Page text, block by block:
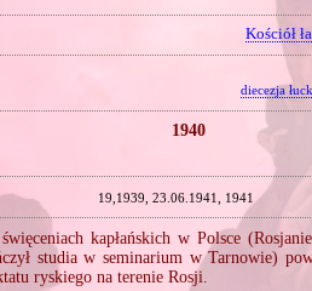
Kościół
diecezja
1940
19,1939, 23.06.1941, 1941
kapłańskich w Polsce
studia w seminarium w Tarnowie)
ryskiego na terenie Rosji.